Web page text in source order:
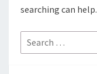
searching can help.
Search
for: